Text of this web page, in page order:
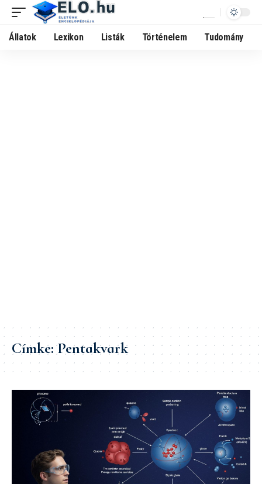
Állatok Lexikon Listák Történelem Tudomány
Címke:Pentakvark